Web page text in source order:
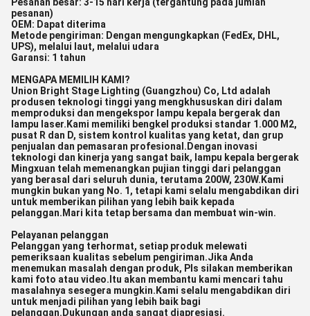
pesanan)
OEM: Dapat diterima
Metode pengiriman: Dengan mengungkapkan (FedEx, DHL,
UPS), melalui laut, melalui udara
Garansi: 1 tahun
MENGAPA MEMILIH KAMI?
Union Bright Stage Lighting (Guangzhou) Co, Ltd adalah
produsen teknologi tinggi yang mengkhususkan diri dalam
memproduksi dan mengekspor lampu kepala bergerak dan
lampu laser.Kami memiliki bengkel produksi standar 1.000 M2,
pusat R dan D, sistem kontrol kualitas yang ketat, dan grup
penjualan dan pemasaran profesional.Dengan inovasi
teknologi dan kinerja yang sangat baik, lampu kepala bergerak
Mingxuan telah memenangkan pujian tinggi dari pelanggan
yang berasal dari seluruh dunia, terutama 200W, 230W.Kami
mungkin bukan yang No. 1, tetapi kami selalu mengabdikan diri
untuk memberikan pilihan yang lebih baik kepada
pelanggan.Mari kita tetap bersama dan membuat win-win.
Pelayanan pelanggan
Pelanggan yang terhormat, setiap produk melewati
pemeriksaan kualitas sebelum pengiriman.Jika Anda
menemukan masalah dengan produk, Pls silakan memberikan
kami foto atau video.Itu akan membantu kami mencari tahu
masalahnya sesegera mungkin.Kami selalu mengabdikan diri
untuk menjadi pilihan yang lebih baik bagi
pelanggan.Dukungan anda sangat diapresiasi.